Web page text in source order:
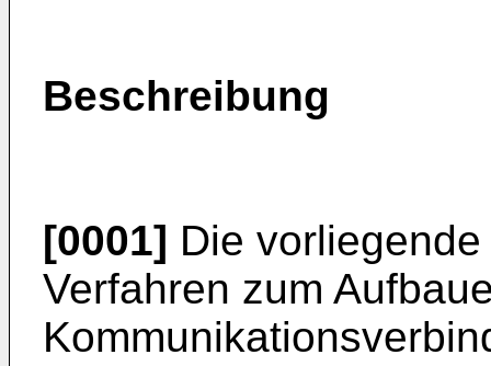
Beschreibung
[0001] Die
Verfahren zum